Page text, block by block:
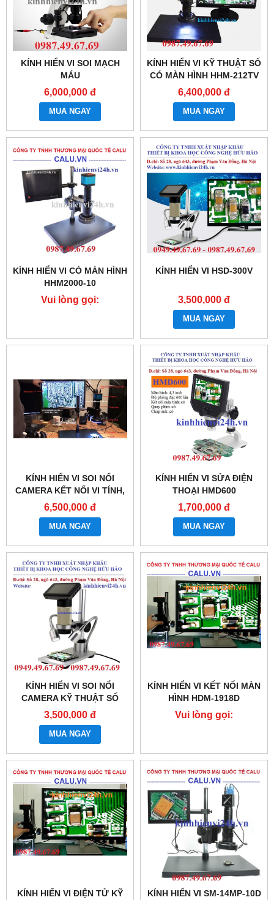
KÍNH HIỂN VI SOI MẠCH
MÁU
6,000,000 đ
MUA NGAY
KÍNH HIỂN VI KỸ THUẬT SỐ
CÓ MÀN HÌNH HHM-212TV
6,400,000 đ
MUA NGAY
KÍNH HIỂN VI CÓ MÀN HÌNH
HHM2000-10
Vui lòng gọi:
KÍNH HIỂN VI HSD-300V
3,500,000 đ
MUA NGAY
KÍNH HIỂN VI SOI NỔI
CAMERA KẾT NỐI VI TÍNH,
MÀN HÌNH TV HHM-216
6,500,000 đ
MUA NGAY
KÍNH HIỂN VI SỬA ĐIỆN
THOẠI HMD600
1,700,000 đ
MUA NGAY
KÍNH HIỂN VI SOI NỔI
CAMERA KỸ THUẬT SỐ
SMV-300
3,500,000 đ
MUA NGAY
KÍNH HIỂN VI KẾT NỐI MÀN
HÌNH HDM-1918D
Vui lòng gọi:
KÍNH HIỂN VI ĐIỆN TỬ KỸ
KÍNH HIỂN VI SM-14MP-10D